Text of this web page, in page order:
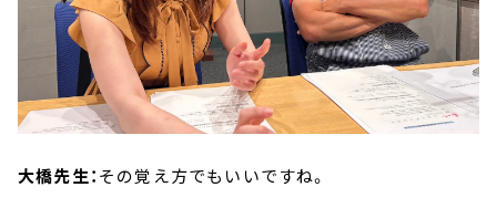
大橋先生：その覚え方でもいいですね。